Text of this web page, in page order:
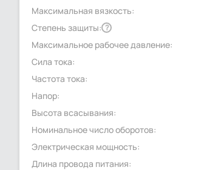
Максимальная вязкость:
Степень защиты: ?
Максимальное рабочее давление:
Сила тока:
Частота тока:
Напор:
Высота всасывания:
Номинальное число оборотов:
Электрическая мощность:
Длина провода питания: